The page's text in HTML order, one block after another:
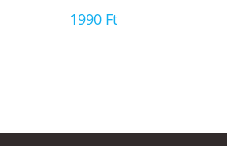
1990 Ft